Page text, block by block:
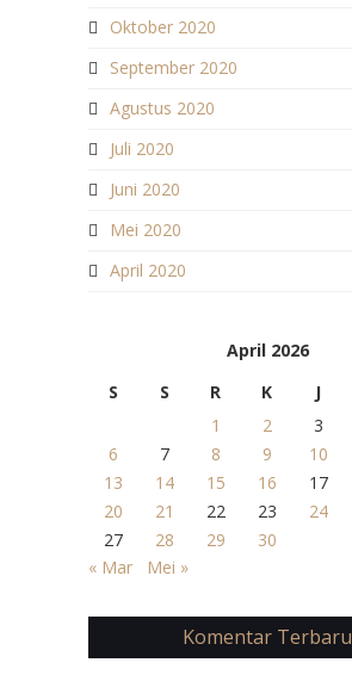
Oktober 2020
September 2020
Agustus 2020
Juli 2020
Juni 2020
Mei 2020
April 2020
April 2026
S
S R K J
1
2 3
6
7 8 9 10
13
14 15 16 17
20
21 22 23 24
27
28 29
30
« Mar
Mei »
Komentar Terbaru